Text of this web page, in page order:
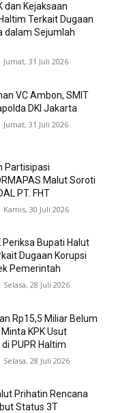
dan Kejaksaan
Terkait Dugaan
dalam Sejumlah
Jumat, 31 Juli 2026
VC Ambon, SMIT
DKI Jakarta
Jumat, 31 Juli 2026
Partisipasi
Malut Soroti
PT. FHT
Kamis, 30 Juli 2026
Periksa Bupati Halut
Dugaan Korupsi
Pemerintah
Selasa, 28 Juli 2026
Rp15,5 Miliar Belum
KPK Usut
PUPR Haltim
Selasa, 28 Juli 2026
Prihatin Rencana
Status 3T